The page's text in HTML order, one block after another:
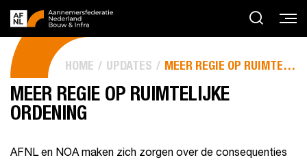
HOME UPDATES MEER REGIE OP RUIMTELIJKE ORDENING
MEER REGIE OP RUIMTELIJKE
ORDENING
AFNL en NOA maken zich zorgen over de consequenties